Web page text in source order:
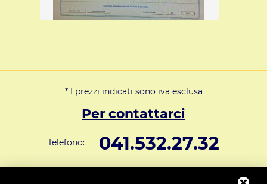
* I prezzi indicati sono iva esclusa
Per contattarci
Telefono: 041.532.27.32
info@svar1951.it